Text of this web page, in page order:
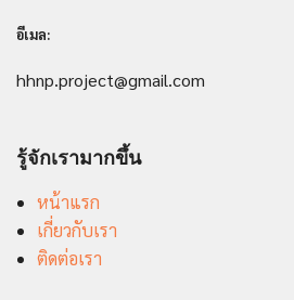
อีเมล:
hhnp.project@gmail.com
รู้จักเรามากขึ้น
หน้าแรก
เกี่ยวกับเรา
ติดต่อเรา